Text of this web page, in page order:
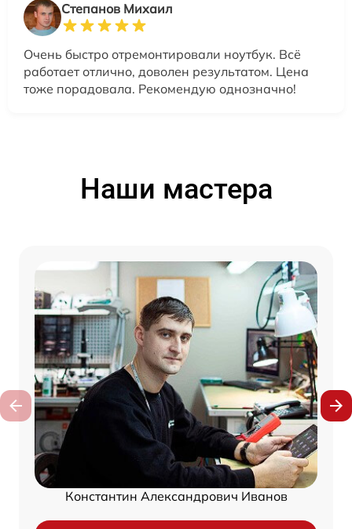
Степанов Михаил
Очень быстро отремонтировали ноутбук. Всё
работает отлично, доволен результатом. Цена
тоже порадовала. Рекомендую однозначно!
Наши мастера
Константин Александрович Иванов